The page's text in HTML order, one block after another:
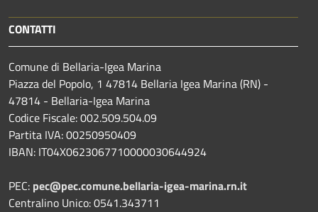
CONTATTI
Comune di Bellaria-Igea Marina
Piazza del Popolo, 1 47814 Bellaria Igea Marina (RN) -
47814 - Bellaria-Igea Marina
Codice Fiscale: 002.509.504.09
Partita IVA: 00250950409
IBAN: IT04X0623067710000030644924
PEC: pec@pec.comune.bellaria-igea-marina.rn.it
Centralino Unico: 0541.343711